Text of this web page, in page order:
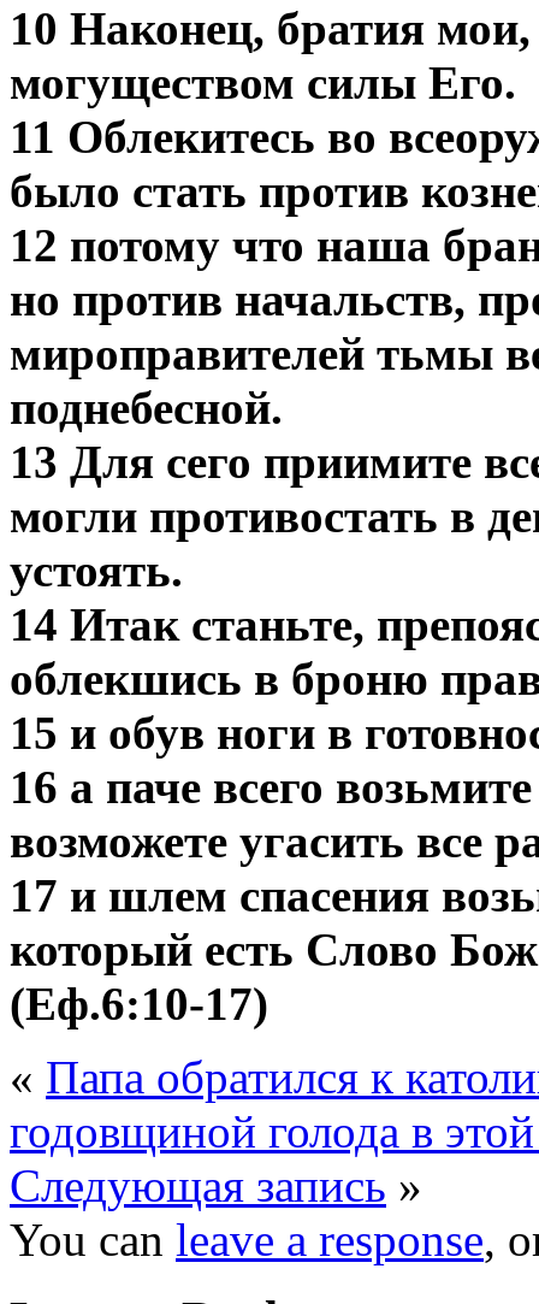
10 Наконец, братия
могуществом силы Его.
11 Облекитесь во
было стать против
12 потому что наша
но против начальств,
мироправителей тьмы
поднебесной.
13 Для сего приимите
могли противостать в
устоять.
14 Итак станьте,
облекшись в броню
15 и обув ноги в
16 а паче всего
возможете угасить все
17 и шлем спасения
который есть Слово
(Еф.6:10-17)
« Папа обратился к
годовщиной голода в
Следующая запись »
You can leave a response,